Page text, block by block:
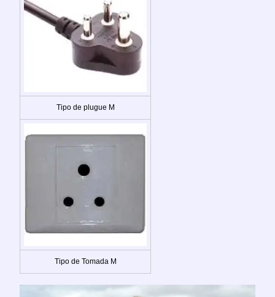
Tipo de plugue M
Tipo de Tomada M